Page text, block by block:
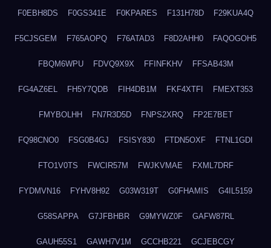
F0EBH8DS F0GS341E F0KPARES F131H78D F29KUA4Q
F5CJSGEM F765AOPQ F76ATAD3 F8D2AHH0 FAQOGOH5
FBQM6WPU FDVQ9X9X FFINFKHV FFSAB43M
FG4AZ6EL FH5Y7QDB FIH4DB1M FKF4XTFI FMEXT353
FMYBOLHH FN7R3D5D FNPS2XRQ FP2E7BET
FQ98CNO0 FSG0B4GJ FSISY830 FTDN5OXF FTNL1GDI
FTO1V0TS FWCIR57M FWJKVMAE FXML7DRF
FYDMVN16 FYHV8H92 G03W319T G0FHAMIS G4IL5159
G58SAPPA G7JFBHBR G9MYWZ0F GAFW87RL
GAUH55S1 GAWH7V1M GCCHB221 GCJEBCGY